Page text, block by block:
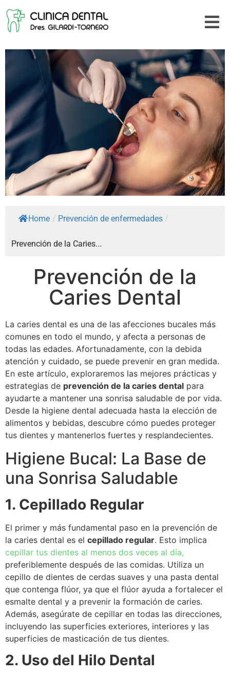
Home / Prevención de enfermedades /
Prevención de la Caries...
Prevención de la
Caries Dental
La caries dental es una de las afecciones bucales más
comunes en todo el mundo, y afecta a personas de
todas las edades. Afortunadamente, con la debida
atención y cuidado, se puede prevenir en gran medida.
En este artículo, exploraremos las mejores prácticas y
estrategias de prevención de la caries dental para
ayudarte a mantener una sonrisa saludable de por vida.
Desde la higiene dental adecuada hasta la elección de
alimentos y bebidas, descubre cómo puedes proteger
tus dientes y mantenerlos fuertes y resplandecientes.
Higiene Bucal: La Base de
una Sonrisa Saludable
1. Cepillado Regular
El primer y más fundamental paso en la prevención de
la caries dental es el cepillado regular. Esto implica
cepillar tus dientes al menos dos veces al día,
preferiblemente después de las comidas. Utiliza un
cepillo de dientes de cerdas suaves y una pasta dental
que contenga flúor, ya que el flúor ayuda a fortalecer el
esmalte dental y a prevenir la formación de caries.
Además, asegúrate de cepillar en todas las direcciones,
incluyendo las superficies exteriores, interiores y las
superficies de masticación de tus dientes.
2. Uso del Hilo Dental